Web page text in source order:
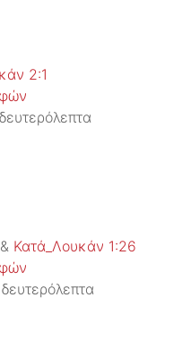
2:1
& Κατά_Λουκάν 1:26